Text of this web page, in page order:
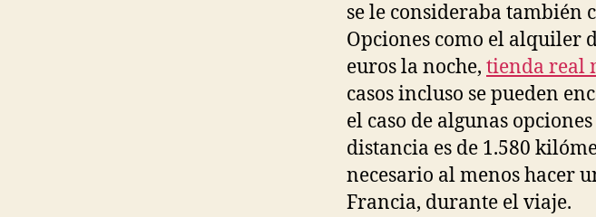
se le consideraba también
Opciones como el alquiler
euros la noche, tienda real
casos incluso se pueden
el caso de algunas
distancia es de 1.580
necesario al menos hacer
Francia, durante el viaje.